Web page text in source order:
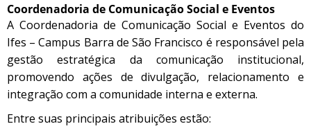
Coordenadoria de Comunicação Social e Eventos
A Coordenadoria de Comunicação Social e Eventos do
Ifes – Campus Barra de São Francisco é responsável pela
gestão estratégica da comunicação institucional,
promovendo ações de divulgação, relacionamento e
integração com a comunidade interna e externa.
Entre suas principais atribuições estão: